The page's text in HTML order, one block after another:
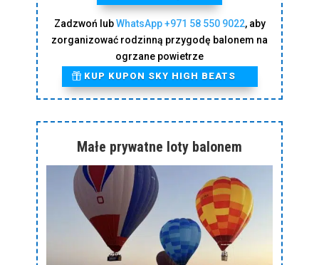
Zadzwoń lubWhatsApp +971 58 550 9022, aby
zorganizować rodzinną przygodę balonem na
ogrzane powietrze
KUP KUPON SKY HIGH BEATS
Małe prywatne loty balonem